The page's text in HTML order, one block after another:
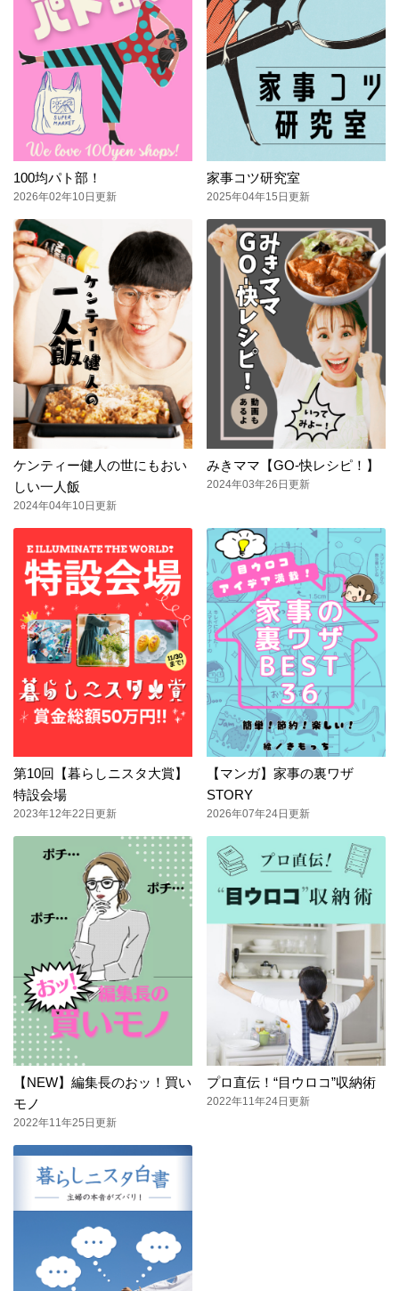
100均パト部！
2026年02年10日更新
家事コツ研究室
2025年04年15日更新
ケンティー健人の世にもおい
しい一人飯
2024年04年10日更新
みきママ【GO-快レシピ！】
2024年03年26日更新
第10回【暮らしニスタ大賞】
特設会場
2023年12年22日更新
【マンガ】家事の裏ワザ
STORY
2026年07年24日更新
【NEW】編集長のおッ！買い
モノ
2022年11年25日更新
プロ直伝！“目ウロコ”収納術
2022年11年24日更新